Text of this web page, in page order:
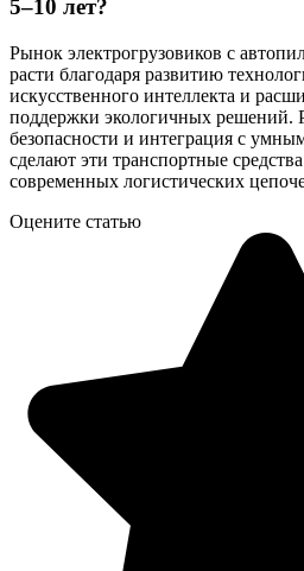
5–10 лет?
Рынок электрогрузовиков с
расти благодаря развитию
искусственного интеллекта и
поддержки экологичных решений.
безопасности и интеграция с
сделают эти транспортные
современных логистических
Оцените статью